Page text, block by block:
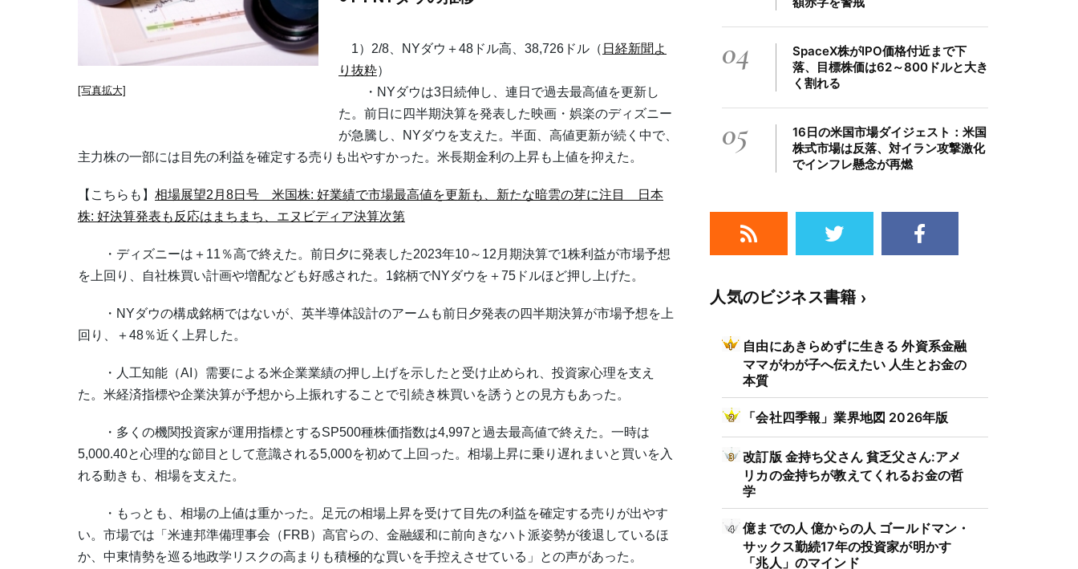
[写真拡大]
1）2/8、NYダウ＋48ドル高、38,726ドル（ 日経新聞よ
り抜粋）
・NYダウは3日続伸し、連日で過去最高値を更新し
た。前日に四半期決算を発表した映画・娯楽のディズニー
が急騰し、NYダウを支えた。半面、高値更新が続く中で、
主力株の一部には目先の利益を確定する売りも出やすかった。米長期金利の上昇も上値を抑えた。
【こちらも】 相場展望2月8日号 米国株: 好業績で市場最高値を更新も、新たな暗雲の芽に注目 日本
株: 好決算発表も反応はまちまち、エヌビディア決算次第
・ディズニーは＋11％高で終えた。前日夕に発表した2023年10～12月期決算で1株利益が市場予想
を上回り、自社株買い計画や増配なども好感された。1銘柄でNYダウを＋75ドルほど押し上げた。
・NYダウの構成銘柄ではないが、英半導体設計のアームも前日夕発表の四半期決算が市場予想を上
回り、＋48％近く上昇した。
・人工知能（AI）需要による米企業業績の押し上げを示したと受け止められ、投資家心理を支え
た。米経済指標や企業決算が予想から上振れすることで引続き株買いを誘うとの見方もあった。
・多くの機関投資家が運用指標とするSP500種株価指数は4,997と過去最高値で終えた。一時は
5,000.40と心理的な節目として意識される5,000を初めて上回った。相場上昇に乗り遅れまいと買いを入
れる動きも、相場を支えた。
・もっとも、相場の上値は重かった。足元の相場上昇を受けて目先の利益を確定する売りが出やす
い。市場では「米連邦準備理事会（FRB）高官らの、金融緩和に前向きなハト派姿勢が後退しているほ
か、中東情勢を巡る地政学リスクの高まりも積極的な買いを手控えさせている」との声があった。
04
SpaceX株がIPO価格付近まで下
落、目標株価は62～800ドルと大き
く割れる
05
16日の米国市場ダイジェスト：米国
株式市場は反落、対イラン攻撃激化
でインフレ懸念が再燃
人気のビジネス書籍
自由にあきらめずに生きる 外資系金融
ママがわが子へ伝えたい 人生とお金の
本質
「会社四季報」業界地図 2026年版
改訂版 金持ち父さん 貧乏父さん:アメ
リカの金持ちが教えてくれるお金の哲
学
億までの人 億からの人 ゴールドマン・
サックス勤続17年の投資家が明かす
「兆人」のマインド